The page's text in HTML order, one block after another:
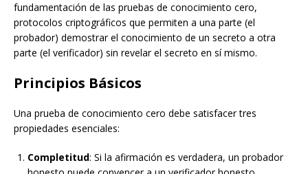
fundamentación de las pruebas de conocimiento cero,
protocolos criptográficos que permiten a una parte (el
probador) demostrar el conocimiento de un secreto a otra
parte (el verificador) sin revelar el secreto en sí mismo.
Principios Básicos
Una prueba de conocimiento cero debe satisfacer tres
propiedades esenciales:
Completitud: Si la afirmación es verdadera, un probador